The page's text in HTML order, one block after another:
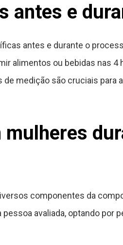
antes e
antes e durante o
alimentos ou bebidas nas 4
medição são cruciais para
componentes da
avaliada, optando por